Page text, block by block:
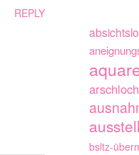
REPLY
bsltz-